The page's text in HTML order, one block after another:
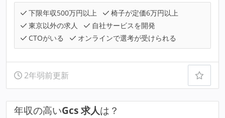
下限年収500万円以上
椅子が定価6万円以上
東京以外の求人
自社サービスを開発
CTOがいる
オンラインで選考が受けられる
2年弱前更新
年収の高いGcs 求人は？